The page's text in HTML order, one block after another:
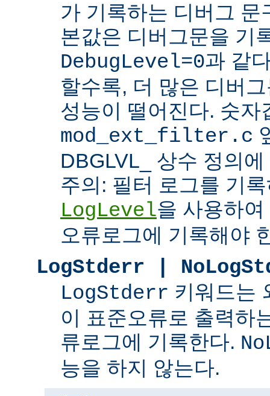
가 기록하는 디버그 문
본값은 디버그문을 기
DebugLevel=0과 같
할수록, 더 많은 디버
성능이 떨어진다. 숫자
mod_ext_filter.c
DBGLVL_ 상수 정의
주의: 필터 로그를 기
LogLevel을 사용하
오류로그에 기록해야
LogStderr |
LogStderr 키워드는
이 표준오류로 출력하
류로그에 기록한다.
능을 하지 않는다.